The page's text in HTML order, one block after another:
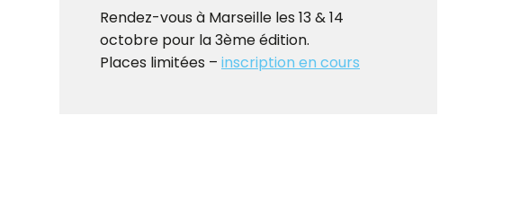
Rendez-vous à Marseille les 13 & 14
octobre pour la 3ème édition.
Places limitées – inscription en cours